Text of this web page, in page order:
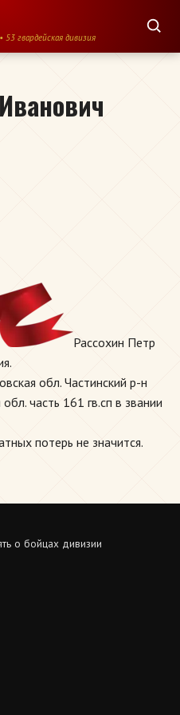
53 гвардейская дивизия
Рассохин Петр
обл. Частинский р-н
часть 161 гв.сп в звании
потерь не значится.
о бойцах дивизии